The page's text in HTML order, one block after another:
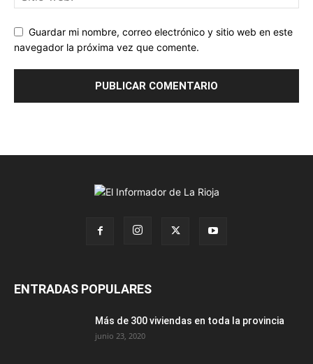
Guardar mi nombre, correo electrónico y sitio web en este
navegador la próxima vez que comente.
ENTRADAS POPULARES
Más de 300 viviendas en toda la provincia
junio 23, 2020